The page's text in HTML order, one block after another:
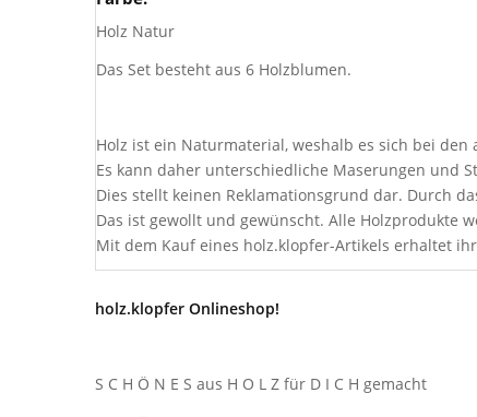
Holz Natur
Das Set besteht aus 6 Holzblumen.
Holz ist ein Naturmaterial, weshalb es sich bei
Es kann daher unterschiedliche Maserungen und
Dies stellt keinen Reklamationsgrund dar. Durch
Das ist gewollt und gewünscht. Alle Holzprodukte
Mit dem Kauf eines holz.klopfer-Artikels erhaltet
holz.klopfer Onlineshop!
S C H Ö N E S aus H O L Z für D I C H gemacht